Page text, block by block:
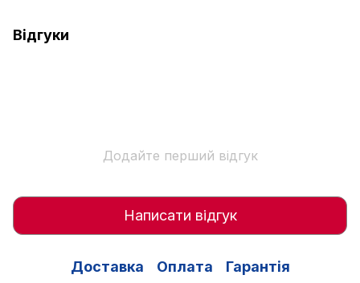
Відгуки
Додайте перший відгук
Написати відгук
Доставка Оплата Гарантія